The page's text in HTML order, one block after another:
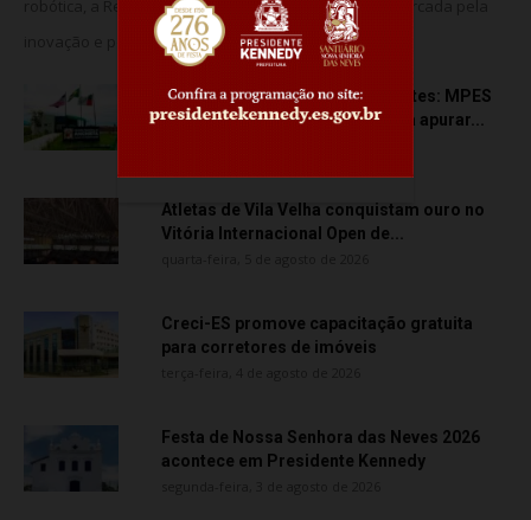
robótica, a Rede Meridional celebra uma trajetória marcada pela
inovação e pela consolidação da...
Transporte particular de pacientes: MPES
aciona Câmara de Anchieta para apurar...
Atletas de Vila Velha conquistam ouro no
Vitória Internacional Open de...
Creci-ES promove capacitação gratuita
para corretores de imóveis
Festa de Nossa Senhora das Neves 2026
acontece em Presidente Kennedy